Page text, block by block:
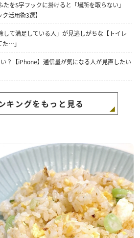
たをS字フックに掛けると「場所を取らない」
活用術3選】
して満足している人」が見逃しがちな【トイレ
た…」
？【iPhone】通信量が気になる人が見直したい
キングをもっと見る